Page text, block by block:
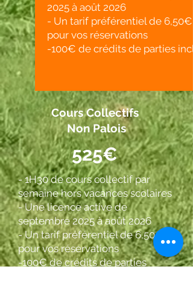
2025 à août 2026
- Un tarif préférentiel de 6,50€
pour vos réservations
-100€ de crédits de parties
Cours Collectifs
Non Palois
525€
- 1H30 de cours collectif par
semaine hors vacances scolaires
- Une licence active de
septembre 2025 à août 2026
- Un tarif préférentiel de 6,50€
pour vos réservations
-100€ de crédits de parties